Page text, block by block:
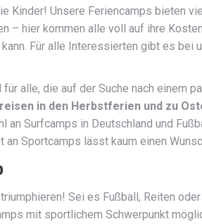
Kinder! Unsere Feriencamps bieten
– hier kommen alle voll auf ihre
Für alle Interessierten gibt es bei
alle, die auf der Suche nach einem
in den Herbstferien und zu
an Surfcamps in Deutschland und
Sportcamps lässt kaum einen
Sei es Fußball, Reiten
mit sportlichem Schwerpunkt